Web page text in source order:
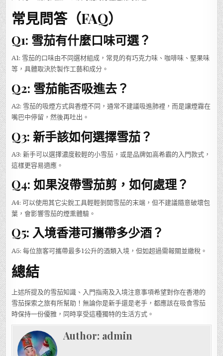
常見問答（FAQ）
Q1: 雪茄有什麼口味可選？
A1: 雪茄的口味由不同選材組成，常見的有巧克力味、咖啡味、堅果味
等，具體取決於製作工藝和成分。
Q2: 雪茄能否吸進去？
A2: 雪茄的吸煙方式與香煙不同，通常不建議吸進肺裡，而是讓煙霧在
嘴巴中停留，然後再吐出。
Q3: 新手該如何選擇雪茄？
A3: 新手可以選擇濃度較輕的小雪茄，或是品牌如高希霸的入門款式，
這樣更容易適應。
Q4: 如果沒帶雪茄剪，如何處理？
A4: 可以使用其它尖銳工具輕輕剝開雪茄的末端，但不建議隨意破壞包
葉，會影響雪茄的煙熏體驗。
Q5: 入境香港可攜帶多少酒？
A5: 每位旅客可攜帶最多1公升的酒類入境，但如超過需報關並繳稅。
總結
上述所提及的雪茄知識、入門指南及入境注意事項希望對你在香港的
雪茄探索之旅有所幫助！無論你是新手還是老手，都應該在吸食雪茄
時保持一份優雅，同時享受這種獨特的生活方式。
Author: admin